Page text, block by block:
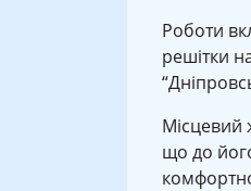
Роботи
решітки
Місцевий
що до